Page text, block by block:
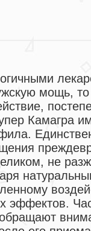
мощь, то
Камагра
не
эффектов.